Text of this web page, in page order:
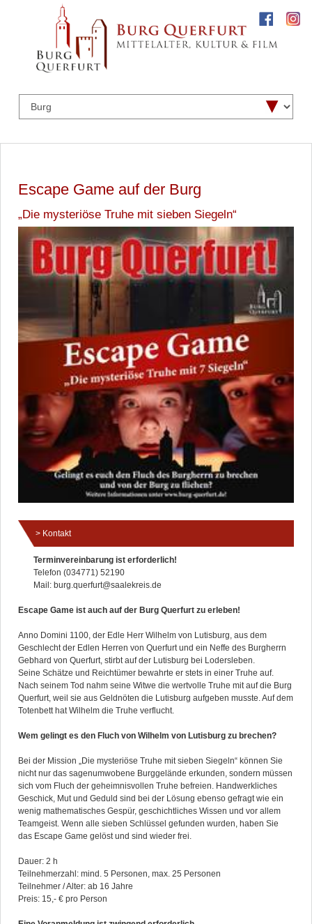
Escape Game auf der Burg
„Die mysteriöse Truhe mit sieben Siegeln“
Kontakt
Terminvereinbarung ist erforderlich!
Telefon (034771) 52190
Mail: burg.querfurt@saalekreis.de
Escape Game ist auch auf der Burg Querfurt zu erleben!
Anno Domini 1100, der Edle Herr Wilhelm von Lutisburg, aus dem
Geschlecht der Edlen Herren von Querfurt und ein Neffe des Burgherrn
Gebhard von Querfurt, stirbt auf der Lutisburg bei Lodersleben.
Seine Schätze und Reichtümer bewahrte er stets in einer Truhe auf.
Nach seinem Tod nahm seine Witwe die wertvolle Truhe mit auf die Burg
Querfurt, weil sie aus Geldnöten die Lutisburg aufgeben musste. Auf dem
Totenbett hat Wilhelm die Truhe verflucht.
Wem gelingt es den Fluch von Wilhelm von Lutisburg zu brechen?
Bei der Mission „Die mysteriöse Truhe mit sieben Siegeln“ können Sie
nicht nur das sagenumwobene Burggelände erkunden, sondern müssen
sich vom Fluch der geheimnisvollen Truhe befreien. Handwerkliches
Geschick, Mut und Geduld sind bei der Lösung ebenso gefragt wie ein
wenig mathematisches Gespür, geschichtliches Wissen und vor allem
Teamgeist. Wenn alle sieben Schlüssel gefunden wurden, haben Sie
das Escape Game gelöst und sind wieder frei.
Dauer: 2 h
Teilnehmerzahl: mind. 5 Personen, max. 25 Personen
Teilnehmer / Alter: ab 16 Jahre
Preis: 15,- € pro Person